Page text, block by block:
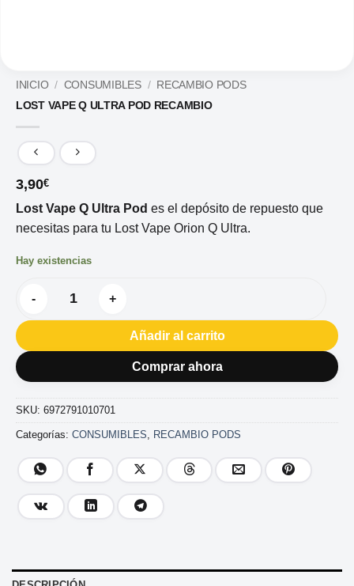
INICIO / CONSUMIBLES / RECAMBIO PODS
LOST VAPE Q ULTRA POD RECAMBIO
3,90€
Lost Vape Q Ultra Pod es el depósito de repuesto que
necesitas para tu Lost Vape Orion Q Ultra.
Hay existencias
LOST VAPE Q ULTRA POD RECAMBIO cantidad
Añadir al carrito
Comprar ahora
SKU: 6972791010701
Categorías: CONSUMIBLES, RECAMBIO PODS